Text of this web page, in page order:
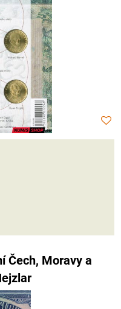
Čech, Moravy a